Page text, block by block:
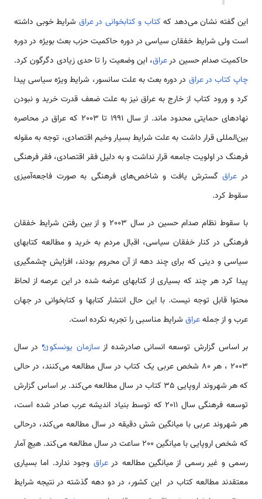
این گفته نشان می‌دهد که کتاب و کتابخوانی در عراق شرایط خوبی داشته
است ولی شرایط خفقان سیاسی در دوره حاكمیت حزب بعث بویژه در دوره
حاکمیت صدام حسین درعراق، این وضعیت را تا حدی زیادی دگرگون کرد.
چاپ کتاب در عراق در دوره بعث به علت سانسور، شرایط ویژه سیاسی پیدا
کرد و ورود کتاب از خارج به عراق نیز به علت ضعف قدرت خرید و نبودن
نهادهای حمایتی محدود ماند. از سال 1991 تا 2003 که عراق در محاصره
بین‌المللی قرار داشت به علت شرایط بسیار وخیم اقتصادی، توجه به مقوله
فرهنگ در اولویت جامعه قرار نداشت و به دلیل فقر اقتصادی، فقر فرهنگی
در عراقگسترش یافت و شاخص‌های فرهنگی به صورت فاجعه‌آمیزی
سقوط کرد.
با سقوط نظام صدام حسین در سال 2003 و از بین رفتن شرایط خفقان
فرهنگی در کنار خفقان سیاسی، اقبال مردم به خرید و مطالعه کتابهای
سیاسی و دینی که برای چند دهه از آن محروم بودند، افزایش چشمگیری
پیدا کرد هر چند که بسیاری از کتابهای عرضه شده در این عرصه از لحاظ
محتوا قابل توجه نیست. با این حال انتشار کتابها و کتابخوانی در جهان
عرب و از جملهعراق شرایط مناسبی را تجربه نکرده است.
بر اساس گزارش توسعه انسانی صادرشده از سازمان یونسکو
در سال
2003 ، هر 80 شخص عربی یک کتاب در سال مطالعه می‌کنند، در حالی
که هر شهروند اروپایی 35 کتاب در سال مطالعه می‌کند. بر اساس گزارش
توسعه فرهنگی سال 2011 که توسط بنیاد اندیشه عرب صادر شده است،
هر شهروند عربی با میانگین شش دقیقه در سال مطالعه می‌کند، درحالی
که شخص اروپایی با میانگین 200 ساعت در سال مطالعه می‌کند. هیچ آمار
رسمی و غیر رسمی از میانگین مطالعه درعراق وجود ندارد. اما بسیاری
معتقدند مطالعه کتاب در این کشور، در دو دهه گذشته در نتیجه شرایط